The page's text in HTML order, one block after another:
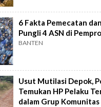
6 Fakta Pemecatan
Pungli 4 ASN di
BANTEN
Usut Mutilasi Depok,
Temukan HP Pelaku
dalam Grup Komunitas